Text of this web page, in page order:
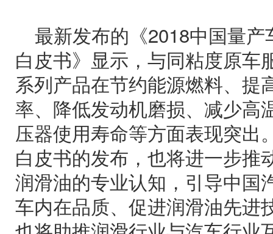
最新发布的《2018中国量
白皮书》显示，与同粘度原车
系列产品在节约能源燃料、提
率、降低发动机磨损、减少高
压器使用寿命等方面表现突出
白皮书的发布，也将进一步推
润滑油的专业认知，引导中国
车内在品质、促进润滑油先进